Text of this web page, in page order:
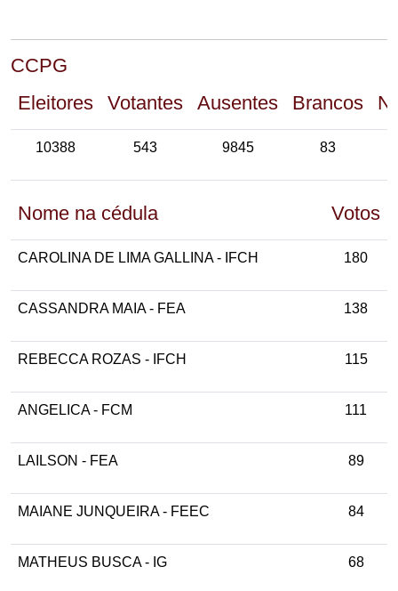
CCPG
Eleitores
Votantes Ausentes Brancos
10388 543 9845 83
Nome na cédula Votos
CAROLINA DE LIMA GALLINA - IFCH 180
CASSANDRA MAIA - FEA 138
REBECCA ROZAS - IFCH 115
ANGELICA - FCM 111
LAILSON - FEA 89
MAIANE JUNQUEIRA - FEEC 84
MATHEUS BUSCA - IG 68